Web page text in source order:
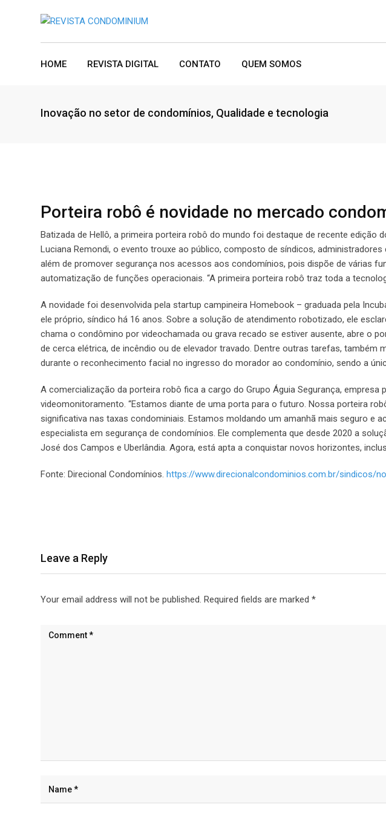
HOME REVISTA DIGITAL CONTATO QUEM SOMOS
Inovação no setor de condomínios, Qualidade e tecnologia
Porteira robô é novidade no mercado
Batizada de Hellô, a primeira porteira robô do mundo foi destaque de recente edição
Luciana Remondi, o evento trouxe ao público, composto de síndicos,
além de promover segurança nos acessos aos condomínios, pois dispõe de várias
automatização de funções operacionais. “A primeira porteira robô traz toda a
A novidade foi desenvolvida pela startup campineira Homebook – graduada pela
ele próprio, síndico há 16 anos. Sobre a solução de atendimento robotizado, ele
chama o condômino por videochamada ou grava recado se estiver ausente, abre o
de cerca elétrica, de incêndio ou de elevador travado. Dentre outras tarefas,
durante o reconhecimento facial no ingresso do morador ao condomínio, sendo a
A comercialização da porteira robô fica a cargo do Grupo Águia Segurança,
videomonitoramento. “Estamos diante de uma porta para o futuro. Nossa porteira
significativa nas taxas condominiais. Estamos moldando um amanhã mais seguro e
especialista em segurança de condomínios. Ele complementa que desde 2020 a
José dos Campos e Uberlândia. Agora, está apta a conquistar novos horizontes,
Fonte: Direcional Condomínios. https://www.direcionalcondominios.com.br/sindicos/
Leave a Reply
Your email address will not be published. Required fields are marked *